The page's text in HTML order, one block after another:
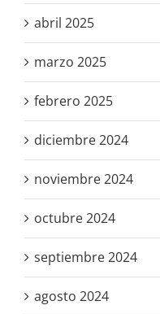
abril 2025
marzo 2025
febrero 2025
diciembre 2024
noviembre 2024
octubre 2024
septiembre 2024
agosto 2024